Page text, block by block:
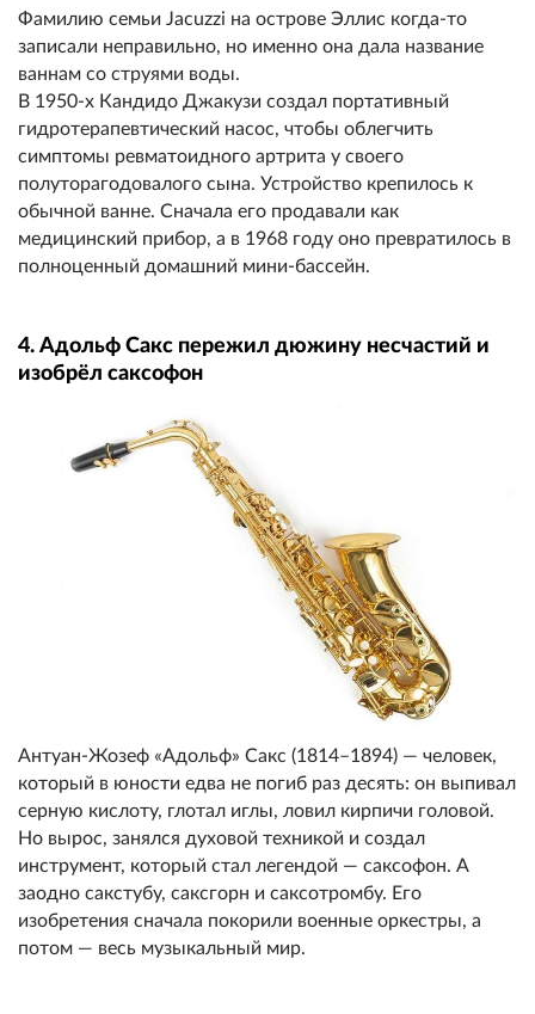
Фамилию семьи Jacuzzi на острове Эллис когда-то
записали неправильно, но именно она дала название
ваннам со струями воды.
В 1950-х Кандидо Джакузи создал портативный
гидротерапевтический насос, чтобы облегчить
симптомы ревматоидного артрита у своего
полуторагодовалого сына. Устройство крепилось к
обычной ванне. Сначала его продавали как
медицинский прибор, а в 1968 году оно превратилось в
полноценный домашний мини-бассейн.
4. Адольф Сакс пережил дюжину несчастий и
изобрёл саксофон
Антуан-Жозеф «Адольф» Сакс (1814–1894) — человек,
который в юности едва не погиб раз десять: он выпивал
серную кислоту, глотал иглы, ловил кирпичи головой.
Но вырос, занялся духовой техникой и создал
инструмент, который стал легендой — саксофон. А
заодно сакстубу, саксгорн и саксотромбу. Его
изобретения сначала покорили военные оркестры, а
потом — весь музыкальный мир.